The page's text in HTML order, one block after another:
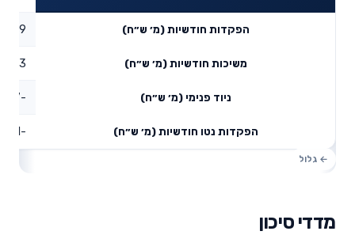
הפקדות חודשיות (מ׳ ש״ח) 6.79
משיכות חודשיות (מ׳ ש״ח) 1.33
ניוד פנימי (מ׳ ש״ח) -7.77
הפקדות נטו חודשיות (מ׳ ש״ח) -2.31
מדדי סיכון